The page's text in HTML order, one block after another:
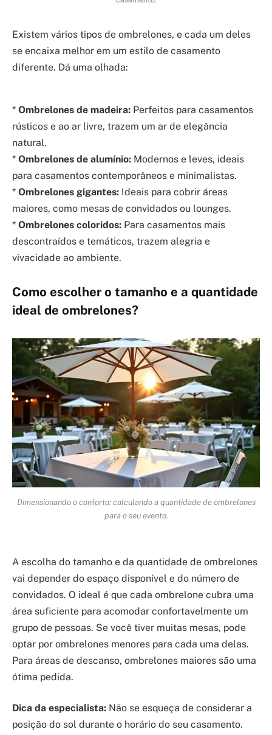
Existem vários tipos de ombrelones, e cada um deles
se encaixa melhor em um estilo de casamento
diferente. Dá uma olhada:
* Ombrelones de madeira: Perfeitos para casamentos
rústicos e ao ar livre, trazem um ar de elegância
natural.
* Ombrelones de alumínio: Modernos e leves, ideais
para casamentos contemporâneos e minimalistas.
* Ombrelones gigantes: Ideais para cobrir áreas
maiores, como mesas de convidados ou lounges.
* Ombrelones coloridos: Para casamentos mais
descontraídos e temáticos, trazem alegria e
vivacidade ao ambiente.
Como escolher o tamanho e a quantidade
ideal de ombrelones?
Dimensionando o conforto: calculando a quantidade de ombrelones
para o seu evento.
A escolha do tamanho e da quantidade de ombrelones
vai depender do espaço disponível e do número de
convidados. O ideal é que cada ombrelone cubra uma
área suficiente para acomodar confortavelmente um
grupo de pessoas. Se você tiver muitas mesas, pode
optar por ombrelones menores para cada uma delas.
Para áreas de descanso, ombrelones maiores são uma
ótima pedida.
Dica da especialista: Não se esqueça de considerar a
posição do sol durante o horário do seu casamento.